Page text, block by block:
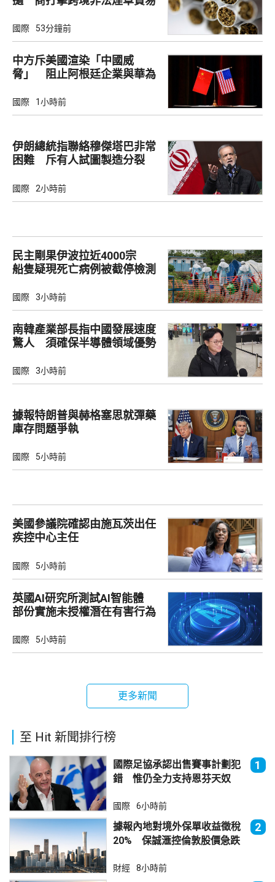
國際 53分鐘前
中方斥美國渲染「中國威
脅」 阻止阿根廷企業與華為
國際 1小時前
伊朗總統指聯絡穆傑塔巴非常
困難 斥有人試圖製造分裂
國際 2小時前
民主剛果伊波拉近4000宗
船隻疑現死亡病例被截停檢測
國際 3小時前
南韓產業部長指中國發展速度
驚人 須確保半導體領域優勢
國際 3小時前
據報特朗普與赫格塞思就彈藥
庫存問題爭執
國際 5小時前
美國參議院確認由施瓦茨出任
疾控中心主任
國際 5小時前
英國AI研究所測試AI智能體
部份實施未授權潛在有害行為
國際 5小時前
更多新聞
至 Hit 新聞排行榜
國際足協承認出售賽事計劃犯
錯 惟仍全力支持恩芬天奴
1
國際 6小時前
據報內地對境外保單收益徵稅
20% 保誠滙控倫敦股價急跌
2
財經 8小時前